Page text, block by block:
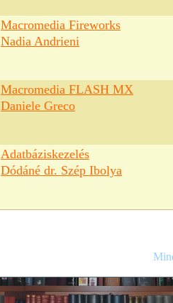
Macromedia Fireworks
Nadia Andrieni
Macromedia FLASH MX
Daniele Greco
Adatbáziskezelés
Dódáné dr. Szép Ibolya